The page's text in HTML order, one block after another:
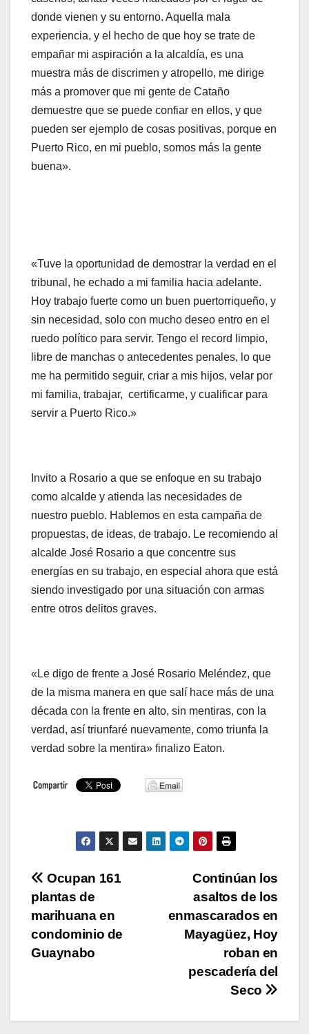
donde vienen y su entorno. Aquella mala
experiencia, y el hecho de que hoy se trate de
empañar mi aspiración a la alcaldía, es una
muestra más de discrimen y atropello, me dirige
más a promover que mi gente de Cataño
demuestre que se puede confiar en ellos, y que
pueden ser ejemplo de cosas positivas, porque en
Puerto Rico, en mi pueblo, somos más la gente
buena».
«Tuve la oportunidad de demostrar la verdad en el
tribunal, he echado a mi familia hacia adelante.
Hoy trabajo fuerte como un buen puertorriqueño, y
sin necesidad, solo con mucho deseo entro en el
ruedo político para servir. Tengo el record limpio,
libre de manchas o antecedentes penales, lo que
me ha permitido seguir, criar a mis hijos, velar por
mi familia, trabajar, certificarme, y cualificar para
servir a Puerto Rico.»
Invito a Rosario a que se enfoque en su trabajo
como alcalde y atienda las necesidades de
nuestro pueblo. Hablemos en esta campaña de
propuestas, de ideas, de trabajo. Le recomiendo al
alcalde José Rosario a que concentre sus
energías en su trabajo, en especial ahora que está
siendo investigado por una situación con armas
entre otros delitos graves.
«Le digo de frente a José Rosario Meléndez, que
de la misma manera en que salí hace más de una
década con la frente en alto, sin mentiras, con la
verdad, así triunfaré nuevamente, como triunfa la
verdad sobre la mentira» finalizo Eaton.
Navegación
de
entradas
Continúan los
asaltos de los
enmascarados en
Mayagüez, Hoy
roban en
pescadería del
Seco
Ocupan 161
plantas de
marihuana en
condominio de
Guaynabo